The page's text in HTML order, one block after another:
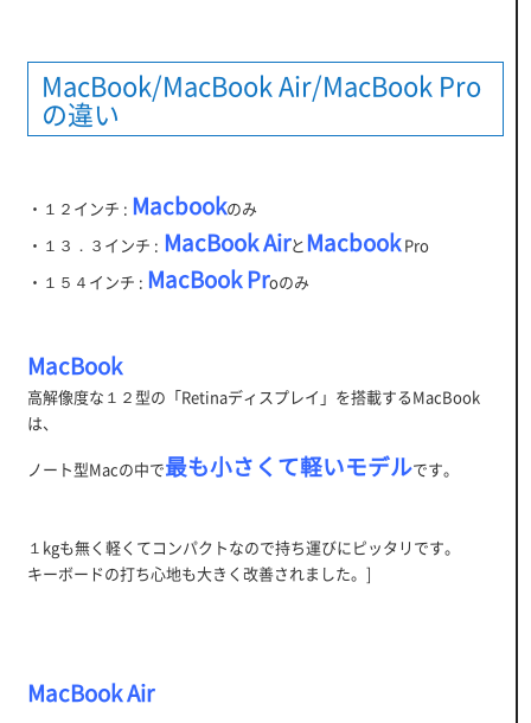
MacBook/MacBook Air/MacBook Pro
の違い
・１２インチ : Macbookのみ
・１３．３インチ : MacBook AirとMacbookPro
・１５４インチ : MacBook Proのみ
MacBook
高解像度な１２型の「Retinaディスプレイ」を搭載するMacBook
は、
ノート型Macの中で最も小さくて軽いモデルです。
１kgも無く軽くてコンパクトなので持ち運びにピッタリです。
キーボードの打ち心地も大きく改善されました。]
MacBook Air